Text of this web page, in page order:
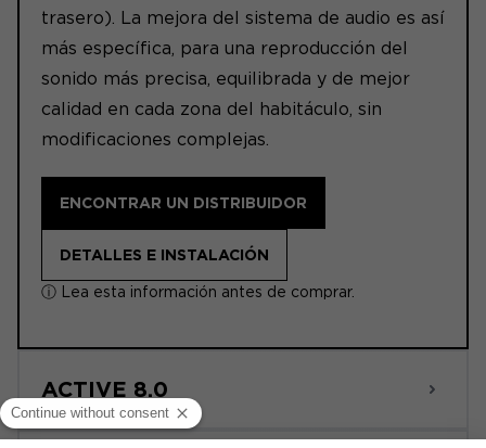
trasero). La mejora del sistema de audio es así
más específica, para una reproducción del
sonido más precisa, equilibrada y de mejor
calidad en cada zona del habitáculo, sin
modificaciones complejas.
ENCONTRAR UN DISTRIBUIDOR
DETALLES E INSTALACIÓN
ⓘ Lea esta información antes de comprar.
ACTIVE 8.0